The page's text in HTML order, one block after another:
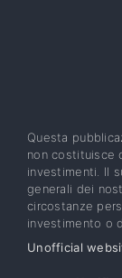
Questa
non costituisce
investimenti. Il
generali dei
circostanze
investimento o
Unofficial